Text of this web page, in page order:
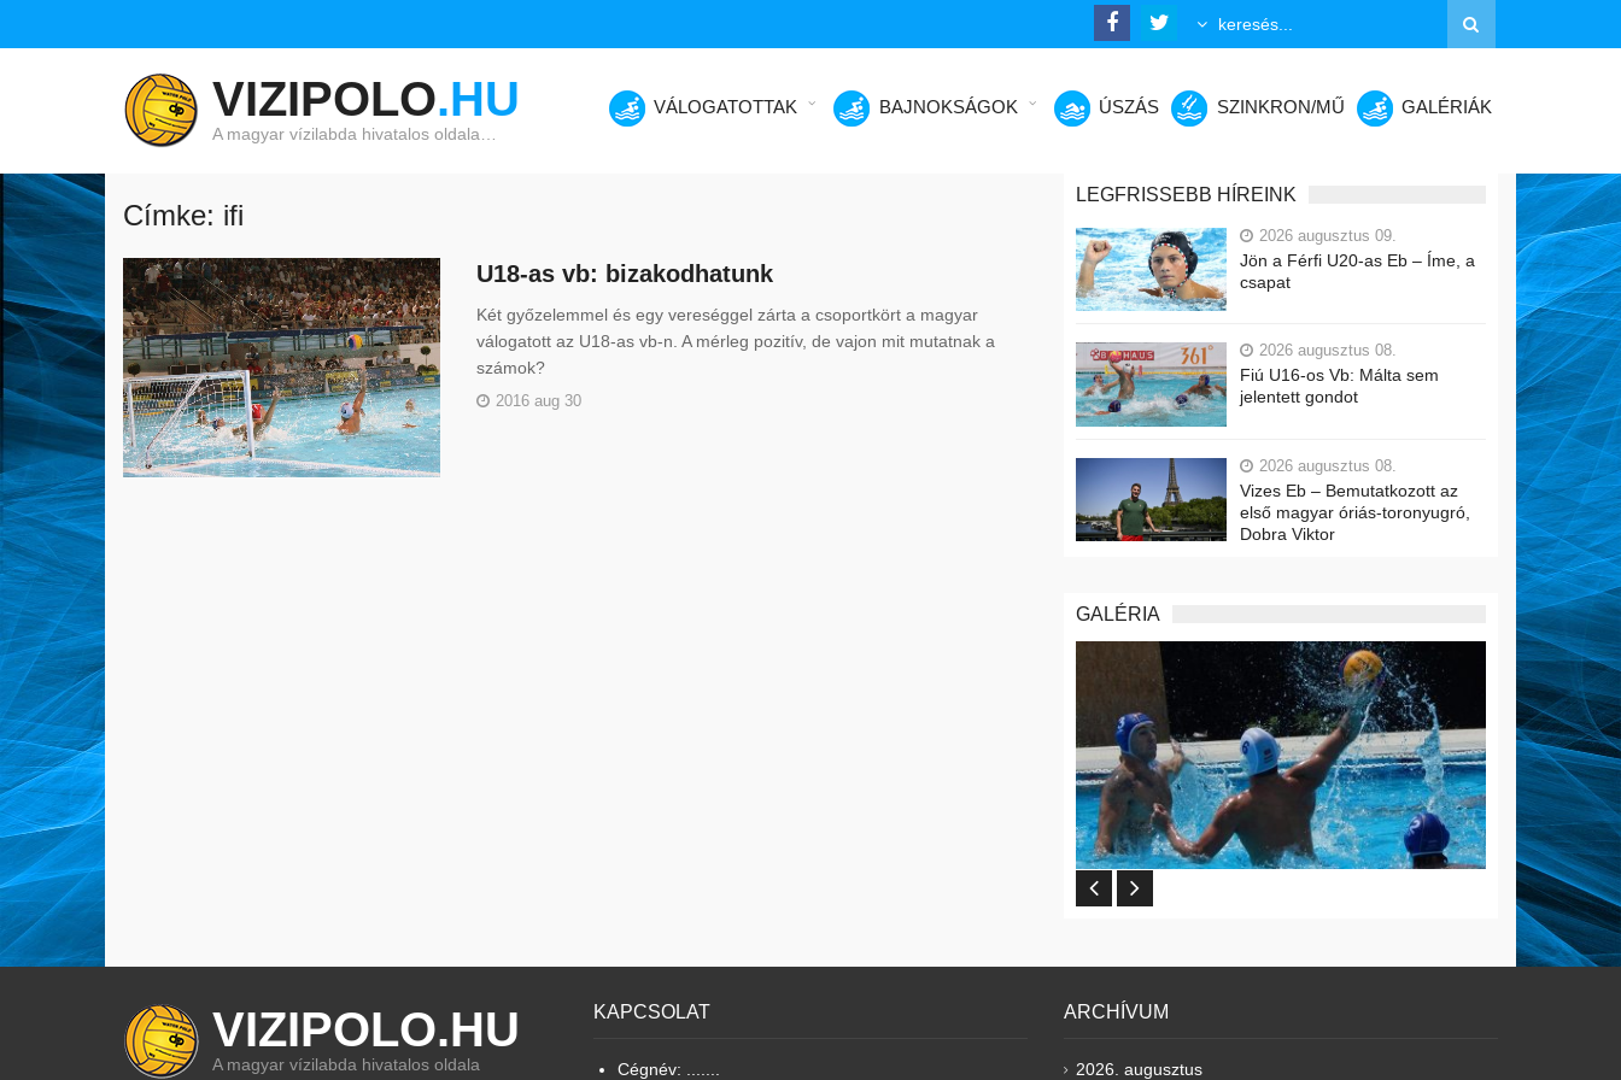
VIZIPOLO.HU
A magyar vízilabda hivatalos oldala…
VÁLOGATOTTAK BAJNOKSÁGOK ÚSZÁS SZINKRON/MŰ GALÉRIÁK
Címke: ifi
U18-as vb: bizakodhatunk
Két győzelemmel és egy vereséggel zárta a csoportkört a magyar
válogatott az U18-as vb-n. A mérleg pozitív, de vajon mit mutatnak a
számok?
2016 aug 30
LEGFRISSEBB HÍREINK
2026 augusztus 09.
Jön a Férfi U20-as Eb – Íme, a
csapat
2026 augusztus 08.
Fiú U16-os Vb: Málta sem
jelentett gondot
2026 augusztus 08.
Vizes Eb – Bemutatkozott az
első magyar óriás-toronyugró,
Dobra Viktor
GALÉRIA
VIZIPOLO.HU
A magyar vízilabda hivatalos oldala
KAPCSOLAT
Cégnév: .......
ARCHÍVUM
2026. augusztus